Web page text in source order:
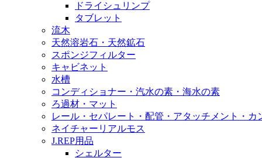
ドライシュリンプ
タブレット
流木
天然溶岩石・天然鉱石
スポンジフィルター
キャビネット
水槽
コンディショナー・汽水の素・海水の素
ろ過材・マット
レール・セパレート・配管・アタッチメント・
ネイチャーリアルモス
J.REP用品
シェルター